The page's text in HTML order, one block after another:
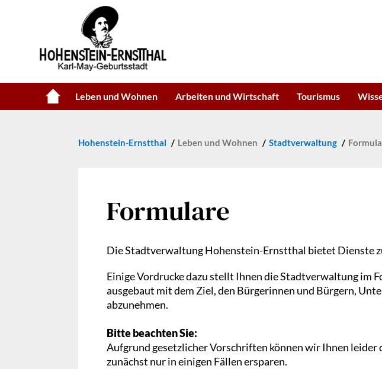
Leben und Wohnen Arbeiten und Wirtschaft Tourismus
Hohenstein-Ernstthal Leben und Wohnen Stadtverwaltung
Formulare
Die Stadtverwaltung Hohenstein-Ernstthal bietet Dienste
Einige Vordrucke dazu stellt Ihnen die Stadtverwaltung im
ausgebaut mit dem Ziel, den Bürgerinnen und Bürgern,
abzunehmen.
Bitte beachten Sie:
Aufgrund gesetzlicher Vorschriften können wir Ihnen
zunächst nur in einigen Fällen ersparen.